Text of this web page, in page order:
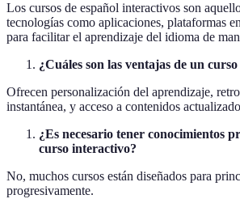
Los cursos de español interactivos son
tecnologías como aplicaciones, plataformas
para facilitar el aprendizaje del idioma de
¿Cuáles son las ventajas de un
Ofrecen personalización del aprendizaje,
instantánea, y acceso a contenidos
¿Es necesario tener conocimientos
curso interactivo?
No, muchos cursos están diseñados para
progresivamente.